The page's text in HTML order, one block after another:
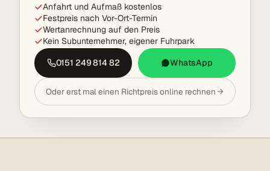
Anfahrt und Aufmaß kostenlos
Festpreis nach Vor-Ort-Termin
Wertanrechnung auf den Preis
Kein Subunternehmer, eigener Fuhrpark
0151 249 814 82
WhatsApp
Oder erst mal einen Richtpreis online rechnen